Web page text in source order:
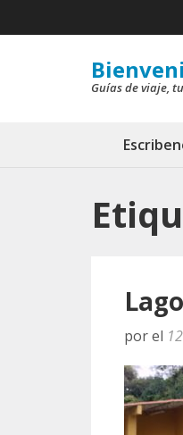
al
Guías de viaje,
porel